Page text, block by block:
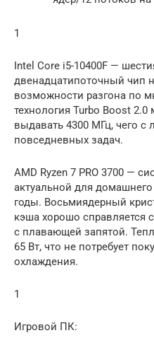
1
Intel Core i5-10400F —
двенадцатипоточный чип
возможности разгона по
технология Turbo Boost
выдавать 4300 МГц, чего с
повседневных задач.
AMD Ryzen 7 PRO 3700 —
актуальной для
годы. Восьмиядерный
кэша хорошо
с плавающей запятой.
65 Вт, что не потребует
охлаждения.
1
Игровой ПК: